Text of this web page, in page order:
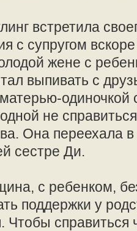
встретила
с супругом
жене с
выпивать с
одиночкой
не
Она переехала
сестре Ди.
с ребенком,
поддержки у
Чтобы